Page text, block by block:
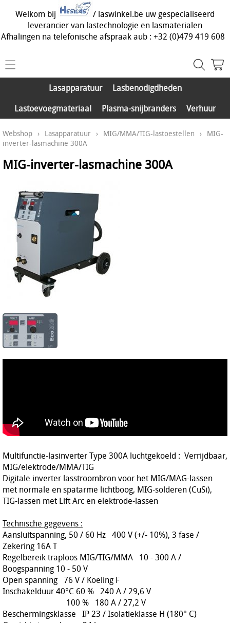
Welkom bij
/ laswinkel.be uw gespecialiseerd
leverancier van lastechnologie en lasmaterialen
Afhalingen na telefonische afspraak aub : +32 (0)479 419 608
Home
Lasapparatuur
Lasbenodigdheden
Lastoevoegmateriaal
Verhuur
Info
Contact
Onze activiteiten
Lasapparatuur
Lasbenodigdheden
Lastoevoegmateriaal
Plasma-snijbranders Verhuur
Webshop › Lasapparatuur › MIG/MMA/TIG-lastoestellen › MIG-
inverter-lasmachine 300A
MIG-inverter-lasmachine 300A
Multifunctie-lasinverter Type 300A luchtgekoeld : Verrijdbaar,
MIG/elektrode/MMA/TIG
Digitale inverter lasstroombron voor het MIG/MAG-lassen
met normale en spatarme lichtboog, MIG-solderen (CuSi),
TIG-lassen met Lift Arc en elektrode-lassen
Technische gegevens :
Aansluitspanning, 50 / 60 Hz 400 V (+/- 10%), 3 fase /
Zekering 16A T
Regelbereik traploos MIG/TIG/MMA 10 - 300 A /
Boogspanning 10 - 50 V
Open spanning 76 V / Koeling F
Inschakelduur 40°C 60 % 240 A / 29,6 V
100 % 180 A / 27,2 V
Beschermingsklasse IP 23 / Isolatieklasse H (180° C)